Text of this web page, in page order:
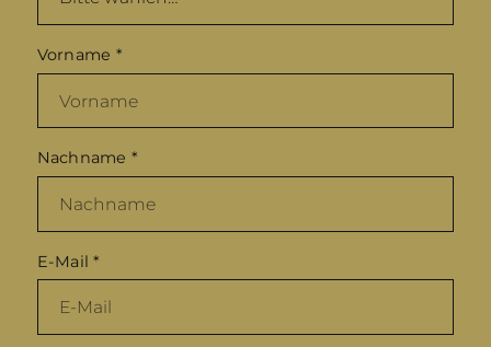
Vorname *
Nachname *
E-Mail*